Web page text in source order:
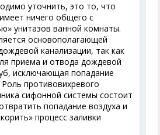
уточнить, это то, что
ничего общего с
унитазов ванной комнаты.
основополагающей
канализации, так как
приема и отвода дождевой
исключающая попадание
Роль противовихревого
сифонной системы состоит
попадание воздуха и
процесс заливки